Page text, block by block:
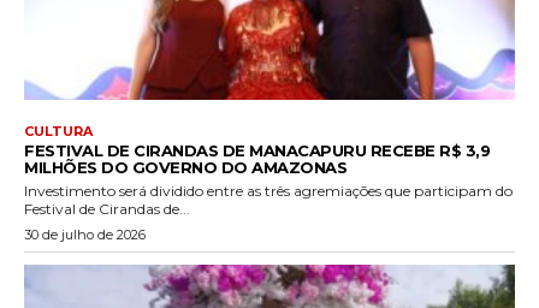
CULTURA
FESTIVAL DE CIRANDAS DE MANACAPURU RECEBE R$ 3,9
MILHÕES DO GOVERNO DO AMAZONAS
Investimento será dividido entre as três agremiações que participam do
Festival de Cirandas de...
30 de julho de 2026